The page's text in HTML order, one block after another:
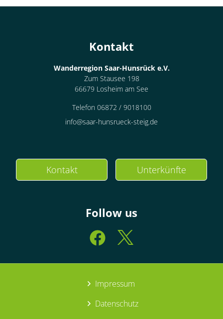
Kontakt
Wanderregion Saar-Hunsrück e.V.
Zum Stausee 198
66679 Losheim am See
Telefon 06872 / 9018100
info@saar-hunsrueck-steig.de
Kontakt Unterkünfte
Follow us
Impressum
Datenschutz